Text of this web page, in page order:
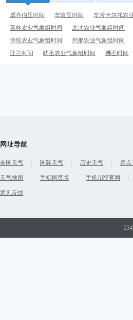
威齐伯里时间 华富里时间 辛芳卡尔托农
素林农业气象组时间
北冲农业气象组时间
佛统农业气象组时间
邦那农业气象组时间
亚兰时间
叻丕农业气象组时间 佛丕时间
网址导航
全国天气 国际天气 历史天气 景点
天气地图 手机网页版 手机APP官网
意见反馈